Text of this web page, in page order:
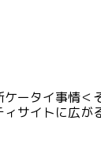
ータイ事情＜
ィサイトに広が